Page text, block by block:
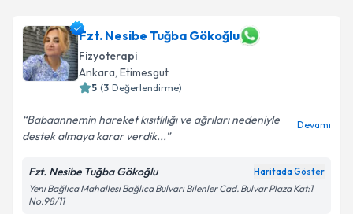
Fzt. Nesibe Tuğba Gökoğlu
Fizyoterapi
Ankara, Etimesgut
5 (3 Değerlendirme)
Babaannemin hareket kısıtlılığı ve ağrıları nedeniyle
destek almaya karar verdik...
Devamı
Fzt. Nesibe Tuğba Gökoğlu Haritada Göster
Yeni Bağlıca Mahallesi Bağlıca Bulvarı Bilenler Cad. Bulvar Plaza Kat:1
No:98/11